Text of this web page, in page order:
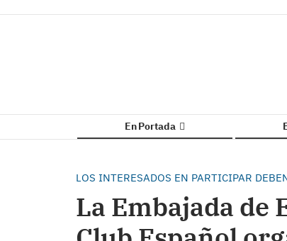
En Portada
LOS INTERESADOS EN PARTICIPAR
La Embajada de